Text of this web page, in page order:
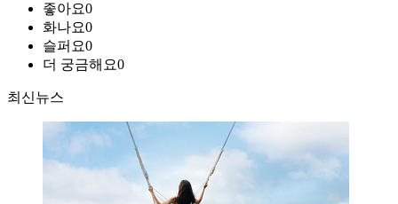
좋아요0
화나요0
슬퍼요0
더 궁금해요0
최신뉴스